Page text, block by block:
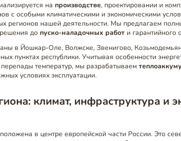
на производстве, проектировании и
с особыми климатическими и экономическими
регионов нашей деятельности. Мы предлагаем
до пуско-наладочных работ и гарантийного
в Йошкар-Оле, Волжске, Звенигово,
пунктах республики. Учитывая особенности
температур, мы разрабатываем
условиях эксплуатации.
климат, инфраструктура и
в центре европейской части России. Это